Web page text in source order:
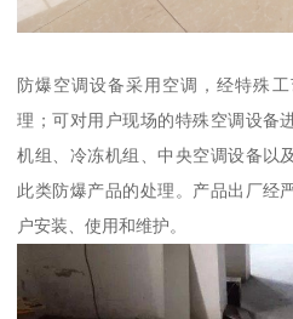
防爆空调设备采用空调，经特殊
理；可对用户现场的特殊空调设备
机组、冷冻机组、中央空调设备以
此类防爆产品的处理。产品出厂经
户安装、使用和维护。